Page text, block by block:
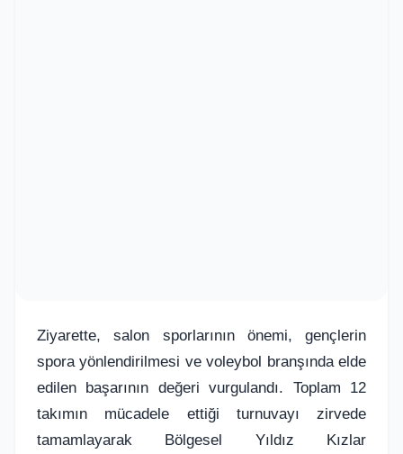
Ziyarette, salon sporlarının önemi, gençlerin
spora yönlendirilmesi ve voleybol branşında elde
edilen başarının değeri vurgulandı. Toplam 12
takımın mücadele ettiği turnuvayı zirvede
tamamlayarak Bölgesel Yıldız Kızlar